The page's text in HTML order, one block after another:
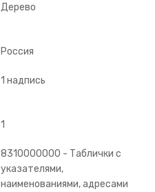
Дерево
Россия
1 надпись
1
8310000000 - Таблички с
указателями,
наименованиями, адресами